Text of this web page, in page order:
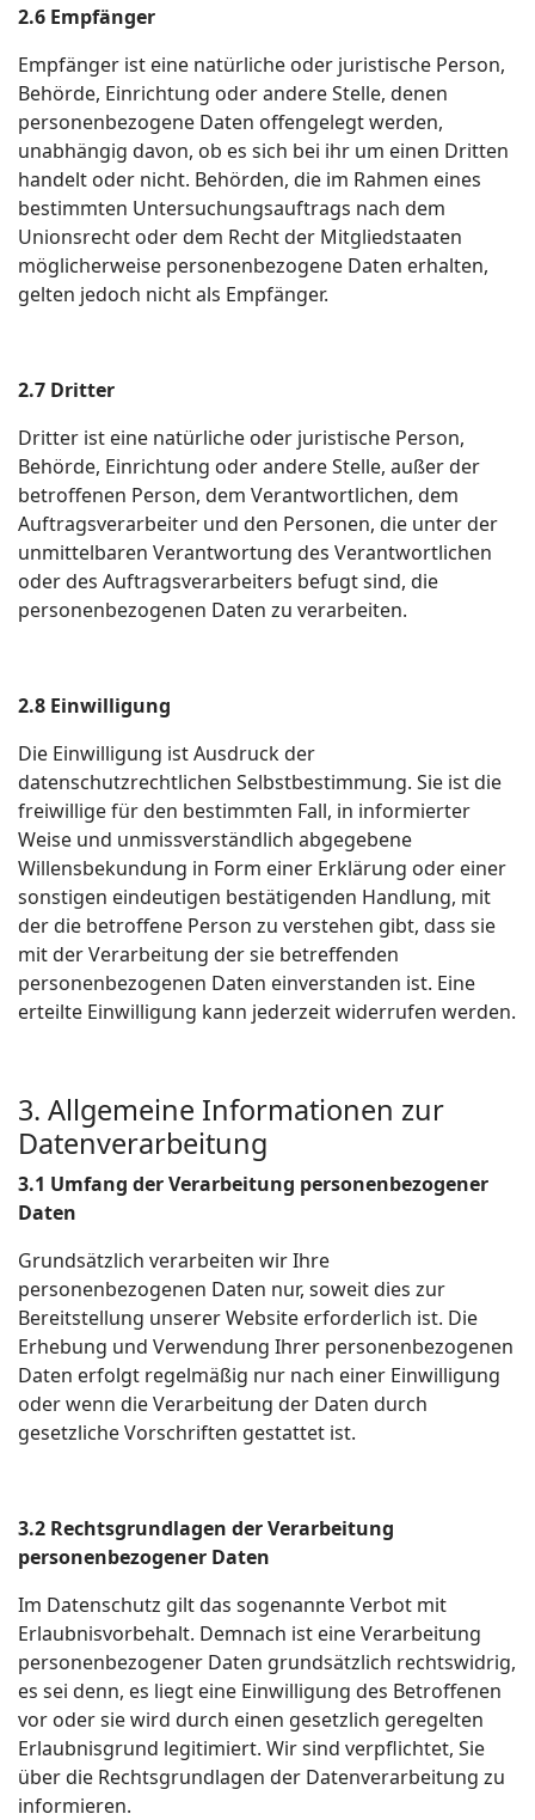
2.6 Empfänger
Empfänger ist eine natürliche oder juristische Person,
Behörde, Einrichtung oder andere Stelle, denen
personenbezogene Daten offengelegt werden,
unabhängig davon, ob es sich bei ihr um einen Dritten
handelt oder nicht. Behörden, die im Rahmen eines
bestimmten Untersuchungsauftrags nach dem
Unionsrecht oder dem Recht der Mitgliedstaaten
möglicherweise personenbezogene Daten erhalten,
gelten jedoch nicht als Empfänger.
2.7 Dritter
Dritter ist eine natürliche oder juristische Person,
Behörde, Einrichtung oder andere Stelle, außer der
betroffenen Person, dem Verantwortlichen, dem
Auftragsverarbeiter und den Personen, die unter der
unmittelbaren Verantwortung des Verantwortlichen
oder des Auftragsverarbeiters befugt sind, die
personenbezogenen Daten zu verarbeiten.
2.8 Einwilligung
Die Einwilligung ist Ausdruck der
datenschutzrechtlichen Selbstbestimmung. Sie ist die
freiwillige für den bestimmten Fall, in informierter
Weise und unmissverständlich abgegebene
Willensbekundung in Form einer Erklärung oder einer
sonstigen eindeutigen bestätigenden Handlung, mit
der die betroffene Person zu verstehen gibt, dass sie
mit der Verarbeitung der sie betreffenden
personenbezogenen Daten einverstanden ist. Eine
erteilte Einwilligung kann jederzeit widerrufen werden.
3. Allgemeine Informationen zur
Datenverarbeitung
3.1 Umfang der Verarbeitung personenbezogener
Daten
Grundsätzlich verarbeiten wir Ihre
personenbezogenen Daten nur, soweit dies zur
Bereitstellung unserer Website erforderlich ist. Die
Erhebung und Verwendung Ihrer personenbezogenen
Daten erfolgt regelmäßig nur nach einer Einwilligung
oder wenn die Verarbeitung der Daten durch
gesetzliche Vorschriften gestattet ist.
3.2 Rechtsgrundlagen der Verarbeitung
personenbezogener Daten
Im Datenschutz gilt das sogenannte Verbot mit
Erlaubnisvorbehalt. Demnach ist eine Verarbeitung
personenbezogener Daten grundsätzlich rechtswidrig,
es sei denn, es liegt eine Einwilligung des Betroffenen
vor oder sie wird durch einen gesetzlich geregelten
Erlaubnisgrund legitimiert. Wir sind verpflichtet, Sie
über die Rechtsgrundlagen der Datenverarbeitung zu
informieren.